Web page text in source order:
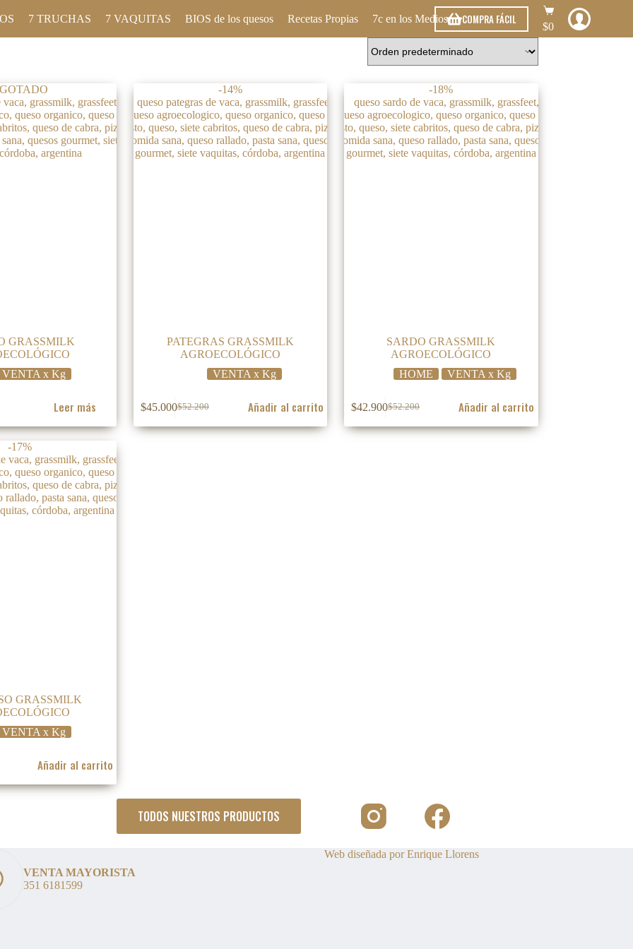
7 TRUCHAS 7 VAQUITAS BIOS de los quesos Recetas Propias 7c en los Medios COMPRA FÁCIL
Carro
de
compra
$0
GRASSMILK
VENTA x Kg
Leer más
-14%
PATEGRAS GRASSMILK
AGROECOLÓGICO
VENTA x Kg
$52.200
El
precio
original
$45.000El
precio
actual
Añadir al carrito
-18%
SARDO GRASSMILK
AGROECOLÓGICO
HOME
VENTA x Kg
$52.200
El
precio
original
$42.900El
precio
actual
Añadir al carrito
-17%
GRASSMILK
VENTA x Kg
Añadir al carrito
TODOS NUESTROS PRODUCTOS
VENTA MAYORISTA
351 6181599
Web diseñada por Enrique Llorens